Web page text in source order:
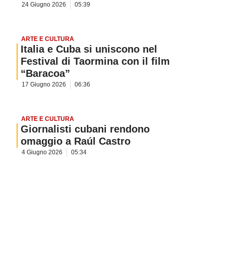
24 Giugno 2026 05:39
ARTE E CULTURA
Italia e Cuba si uniscono nel
Festival di Taormina con il film
“Baracoa”
17 Giugno 2026 06:36
ARTE E CULTURA
Giornalisti cubani rendono
omaggio a Raúl Castro
4 Giugno 2026 05:34